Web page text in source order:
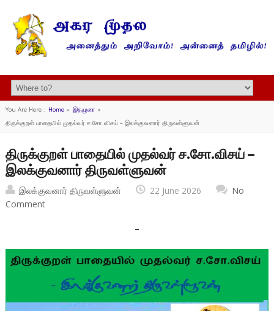
You Are Here : Home» இதழுரை »
திருக்குறள் பாதையில் முதல்வர் ச.சோ.விசய் – இலக்குவனார் திருவள்ளுவன்
திருக்குறள் பாதையில் முதல்வர் ச.சோ.விசய் –
இலக்குவனார் திருவள்ளுவன்
இலக்குவனார் திருவள்ளுவன் 22 June 2026
No
Comment
–